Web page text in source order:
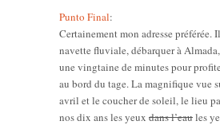
Punto Final:
Certainement mon adresse préférée.
navette fluviale, débarquer à
une vingtaine de minutes pour
au bord du tage. La magnifique vue
avril et le coucher de soleil, le lieu
nos dix ans les yeux dans l’eaules